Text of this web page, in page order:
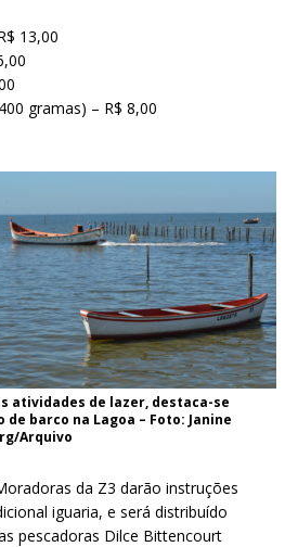
13,00
gramas) – R$ 8,00
atividades de lazer, destaca-se
de barco na Lagoa – Foto: Janine
Arquivo
da Z3 darão instruções
iguaria, e será distribuído
pescadoras Dilce Bittencourt